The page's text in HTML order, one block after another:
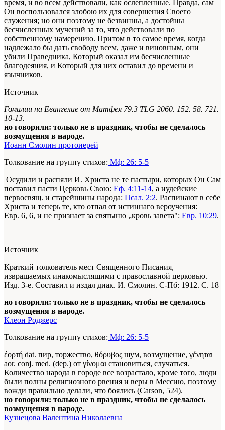
время, и во всем действовали, как ослепленные. Правда, сам
Он воспользовался злобою их для совершения Своего
служения; но они поэтому не безвинны, а достойны
бесчисленных мучений за то, что действовали по
собственному намерению. Притом в то самое время, когда
надлежало бы дать свободу всем, даже и виновным, они
убили Праведника, Который оказал им бесчисленные
благодеяния, и Который для них оставил до времени и
язычников.
Источник
Гомилии на Евангелие от Матфея 79.3 TLG 2060. 152. 58. 721.
10-13.
но говорили: только не в праздник, чтобы не сделалось
возмущения в народе.
Иоанн Смолин протоиерей
Толкование на группу стихов: Мф: 26: 5-5
Осудили и распяли И. Христа не те пастыри, которых Он Сам
поставил пасти Церковь Свою: Еф. 4:11-14, а иудейские
первосвящ. и старейшины народа: Псал. 2:2. Распинают в себе
Христа и теперь те, кто отпал от истиннаго вероучения:
Евр. 6, 6, и не признает за святыню „кровь завета": Евр. 10:29.
Источник
Краткий толкователь мест Священного Писания,
извращаемых инакомыслящими с православной церковью.
Изд. 3-е. Составил и издал диак. И. Смолин. С-Пб: 1912. С. 18
но говорили: только не в праздник, чтобы не сделалось
возмущения в народе.
Клеон Роджерс
Толкование на группу стихов: Мф: 26: 5-5
έορτή dat. пир, торжество, θόρυβος шум, возмущение, γένηται
aor. conj. med. (dep.) от γίνομαι становиться, случаться.
Количество народа в городе все возрастало, кроме того, люди
были полны религиозного рвения и веры в Мессию, поэтому
вожди правильно делали, что боялись (Carson, 524).
но говорили: только не в праздник, чтобы не сделалось
возмущения в народе.
Кузнецова Валентина Николаевна